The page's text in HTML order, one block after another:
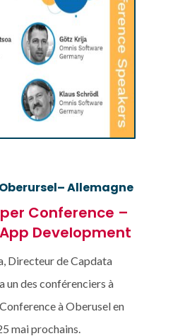
Oberursel– Allemagne
Conference –
Development
Directeur de Capdata
un des conférenciers à
à Oberusel en
mai prochains.